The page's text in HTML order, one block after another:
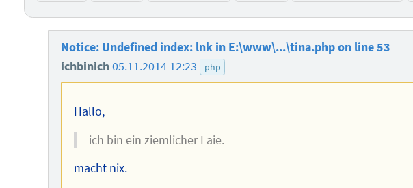
Notice: Undefined index: lnk in E:\www\...\tina.php on line 53
ichbinich05.11.2014 12:23 php
Hallo,
ich bin ein ziemlicher Laie.
macht nix.